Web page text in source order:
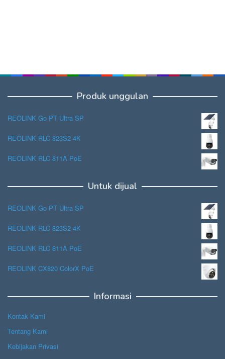
Produk unggulan
REOLINK Go PT Ultra SP
REOLINK RLC 823S2 4K
REOLINK RLC 811A PoE
Untuk dijual
REOLINK Go PT Ultra SP
REOLINK RLC 823S2 4K
REOLINK RLC 811A PoE
REOLINK CX820 ColorX PoE
Informasi
Kontak Kami
Tentang Kami
Kebijakan Privasi